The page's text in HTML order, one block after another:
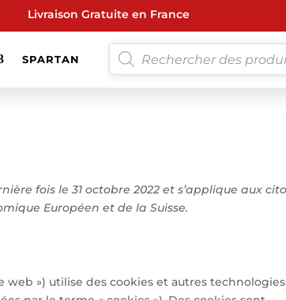
Livraison Gratuite en France
SPARTAN
RECHERCHE
DE
PRODUITS
fois le 31 octobre 2022 et s’applique aux
Européen et de la Suisse.
web ») utilise des cookies et autres